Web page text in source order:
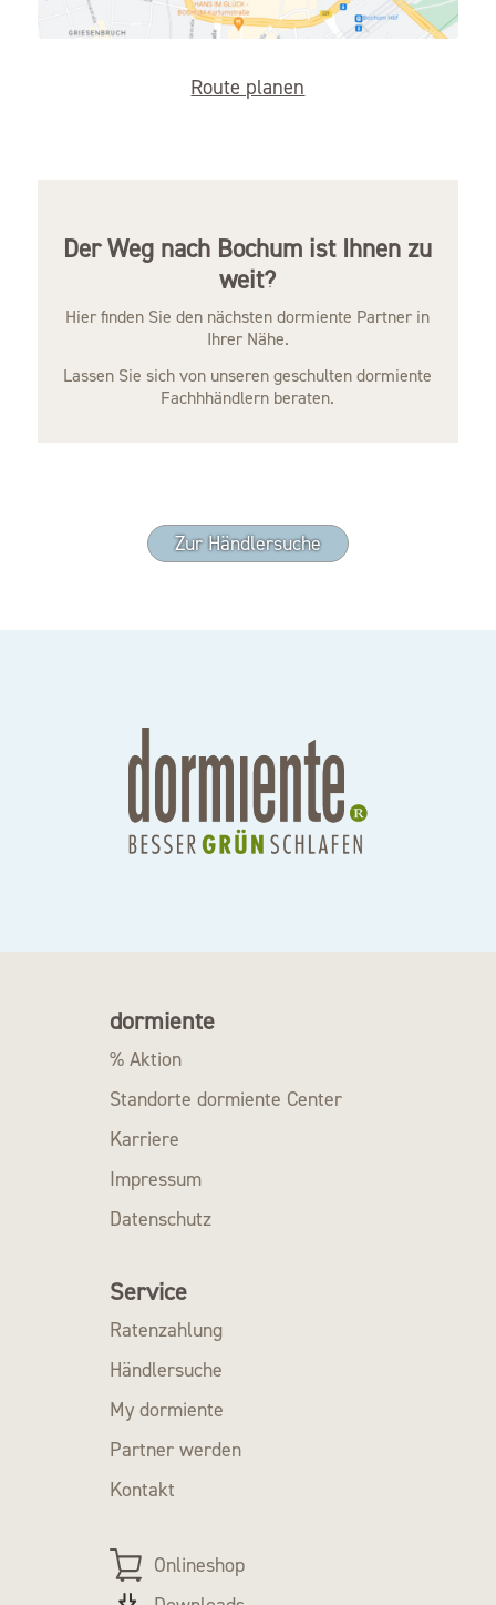
Route planen
Der Weg nach Bochum ist Ihnen zu
weit?
Hier finden Sie den nächsten dormiente Partner in
Ihrer Nähe.
Lassen Sie sich von unseren geschulten dormiente
Fachhhändlern beraten.
Zur Händlersuche
dormiente
% Aktion
Standorte dormiente Center
Karriere
Impressum
Datenschutz
Service
Ratenzahlung
Händlersuche
My dormiente
Partner werden
Kontakt
Onlineshop